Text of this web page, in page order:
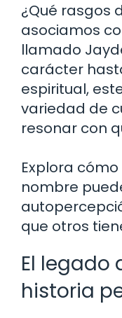
¿Qué rasgos
asociamos
llamado
carácter
espiritual,
variedad de
resonar con
Explora
nombre
que otros
El legado
historia